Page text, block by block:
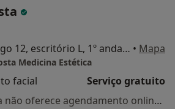
Rua Sinais de Fogo 12, escritório L, 1º andar, Parque das Nações, Lisboa • Mapa
Medicina Estética
facial
Serviço gratuito
Esse especialista não oferece agendamento online para esse endereço.